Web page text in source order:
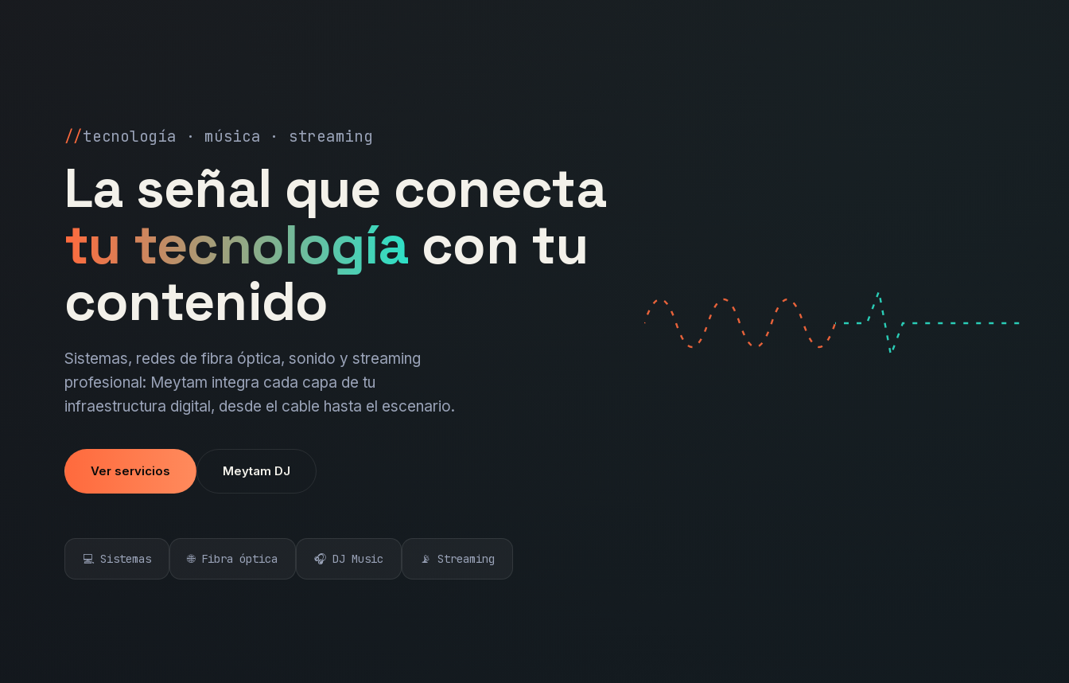
tecnología · música · streaming
La señal que conecta
tu tecnología con tu
contenido
Sistemas, redes de fibra óptica, sonido y streaming
profesional: Meytam integra cada capa de tu
infraestructura digital, desde el cable hasta el escenario.
Ver servicios Meytam DJ
💻 Sistemas 🌐 Fibra óptica 🎧 DJ Music 📡 Streaming